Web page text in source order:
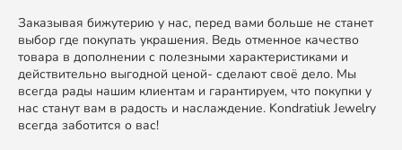
Заказывая бижутерию у нас, перед вами больше не станет
выбор где покупать украшения. Ведь отменное качество
товара в дополнении с полезными характеристиками и
действительно выгодной ценой- сделают своё дело. Мы
всегда рады нашим клиентам и гарантируем, что покупки у
нас станут вам в радость и наслаждение. Kondratiuk Jewelry
всегда заботится о вас!